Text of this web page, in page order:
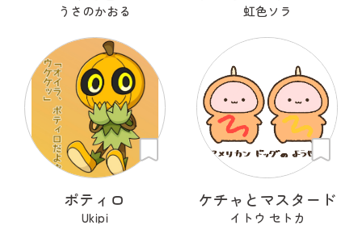
うさのかおる 虹色ソラ
ポティロ
Ukipi
ケチャとマスタード
イトウ セトカ